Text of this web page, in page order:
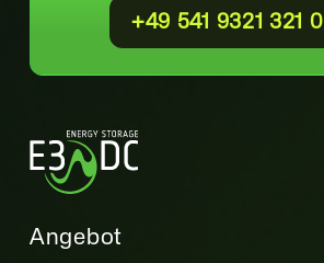
+49 541 9321 321 0
Angebot